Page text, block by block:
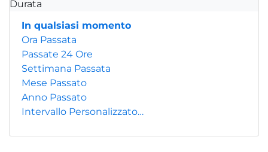
Durata
In qualsiasi momento
Ora Passata
Passate 24 Ore
Settimana Passata
Mese Passato
Anno Passato
Intervallo Personalizzato…